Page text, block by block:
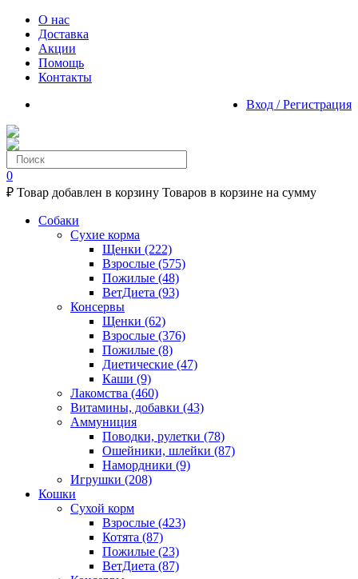
О нас
Доставка
Акции
Помощь
Контакты
Вход / Регистрация
0
₽ Товар добавлен в корзину Товаров в корзине на сумму
Собаки
Сухие корма
Щенки (222)
Взрослые (575)
Пожилые (48)
ВетДиета (93)
Консервы
Щенки (62)
Взрослые (376)
Пожилые (8)
Диетические (47)
Каши (9)
Лакомства (460)
Витамины, добавки (43)
Аммуниция
Поводки, рулетки (78)
Ошейники, шлейки (87)
Намордники (9)
Игрушки (208)
Кошки
Сухой корм
Взрослые (423)
Котята (87)
Пожилые (23)
ВетДиета (87)